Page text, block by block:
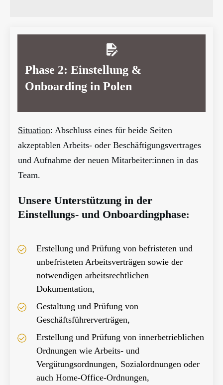
Phase 2: Einstellung &
Onboarding in Polen
Situation: Abschluss eines für beide Seiten
akzeptablen Arbeits- oder Beschäftigungsvertrages
und Aufnahme der neuen Mitarbeiter:innen in das
Team.
Unsere Unterstützung in der
Einstellungs- und Onboardingphase:
Erstellung und Prüfung von befristeten und
unbefristeten Arbeitsverträgen sowie der
notwendigen arbeitsrechtlichen
Dokumentation,
Gestaltung und Prüfung von
Geschäftsführerverträgen,
Erstellung und Prüfung von innerbetrieblichen
Ordnungen wie Arbeits- und
Vergütungsordnungen, Sozialordnungen oder
auch Home-Office-Ordnungen,